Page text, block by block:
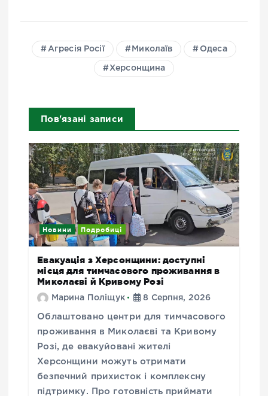
Агресія Росії Миколаїв Одеса
Херсонщина
Пов'язані записи
Новини Подробиці
Евакуація з Херсонщини: доступні
місця для тимчасового проживання в
Миколаєві й Кривому Розі
Марина Поліщук 8 Серпня, 2026
Облаштовано центри для тимчасового
проживання в Миколаєві та Кривому
Розі, де евакуйовані жителі
Херсонщини можуть отримати
безпечний прихисток і комплексну
підтримку. Про готовність приймати